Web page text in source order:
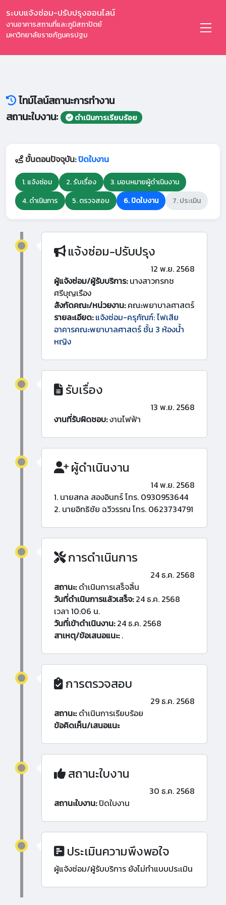
ระบบแจ้งซ่อม-ปรับปรุงออนไลน์
งานอาคารสถานที่และภูมิสถาปัตย์
มหาวิทยาลัยราชภัฏนครปฐม
ไทม์ไลน์สถานะการทำงาน
สถานะใบงาน:
ดำเนินการเรียบร้อย
ขั้นตอนปัจจุบัน:ปิดใบงาน
1. แจ้งซ่อม 2. รับเรื่อง
3. มอบหมายผู้ดำเนินงาน
4. ดำเนินการ
5. ตรวจสอบ 6. ปิดใบงาน 7. ประเมิน
แจ้งซ่อม-ปรับปรุง
12 พ.ย. 2568
ผู้แจ้งซ่อม/ผู้รับบริการ:นางสาวกรกช
ศรีบุญเรือง
สังกัดคณะ/หน่วยงาน:คณะพยาบาลศาสตร์
รายละเอียด: แจ้งซ่อม-ครุภัณฑ์: ไฟเสีย
อาคารคณะพยาบาลศาสตร์ ชั้น 3 ห้องน้ำ
หญิง
รับเรื่อง
13 พ.ย. 2568
งานที่รับผิดชอบ:งานไฟฟ้า
ผู้ดำเนินงาน
14 พ.ย. 2568
1. นายสกล สองอินทร์ โทร. 0930953644
2. นายอิทธิชัย ฉวีวรรณ โทร. 0623734791
การดำเนินการ
24 ธ.ค. 2568
สถานะ:ดำเนินการเสร็จสิ้น
วันที่ดำเนินการแล้วเสร็จ:24 ธ.ค. 2568
เวลา 10:06 น.
วันที่เข้าดำเนินงาน:24 ธ.ค. 2568
สาเหตุ/ข้อเสนอแนะ:.
การตรวจสอบ
29 ธ.ค. 2568
สถานะ:ดำเนินการเรียบร้อย
ข้อคิดเห็น/เสนอแนะ
สถานะใบงาน
30 ธ.ค. 2568
สถานะใบงาน:ปิดใบงาน
ประเมินความพึงพอใจ
ผู้แจ้งซ่อม/ผู้รับบริการ ยังไม่ทำแบบประเมิน